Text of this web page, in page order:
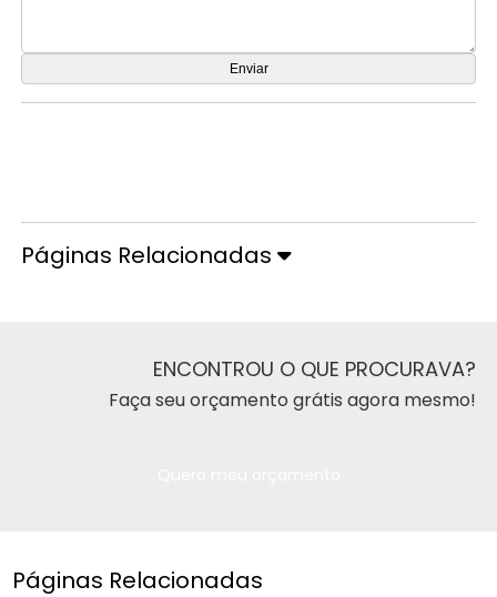
Páginas Relacionadas
ENCONTROU O QUE PROCURAVA?
Faça seu orçamento grátis agora mesmo!
Páginas Relacionadas